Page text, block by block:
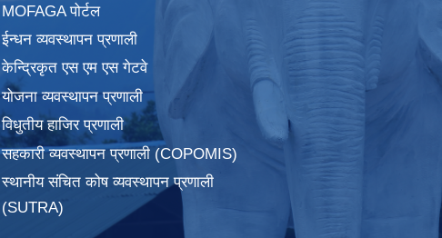
MOFAGA पोर्टल
ईन्धन व्यवस्थापन प्रणाली
केन्द्रिकृत एस एम एस गेटवे
योजना व्यवस्थापन प्रणाली
विधुतीय हाजिर प्रणाली
सहकारी व्यवस्थापन प्रणाली (COPOMIS)
स्थानीय संचित कोष व्यवस्थापन प्रणाली
(SUTRA)